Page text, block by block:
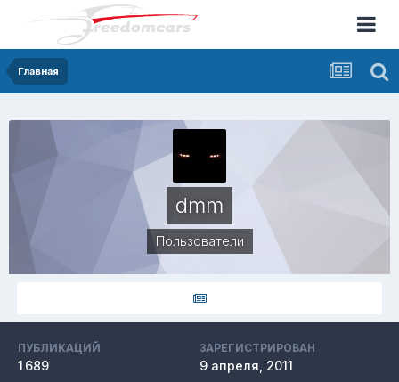
Главная
dmm
Пользователи
ПУБЛИКАЦИЙ
1 689
ЗАРЕГИСТРИРОВАН
9 апреля, 2011